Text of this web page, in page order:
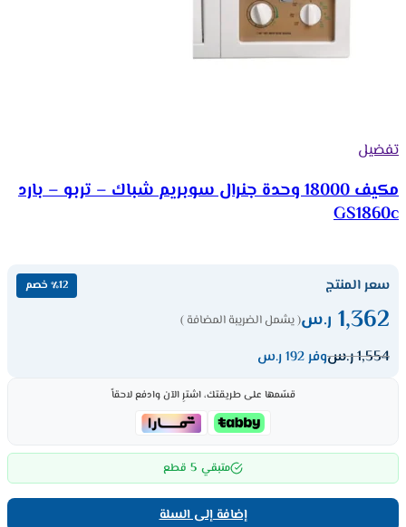
تفضيل
مكيف 18000 وحدة جنرال سوبريم شباك – تربو – بارد
GS1860c
سعر المنتج ٪12 خصم
1,362 ر.س( يشمل الضريبة المضافة )
1,554ر.سوفر 192 ر.س
قسّمها على طريقتك، اشترِ الآن وادفع لاحقاً
متبقي 5 قطع
إضافة إلى السلة